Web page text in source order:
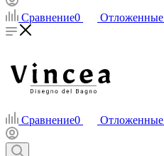
Сравнение0 Отложенные
Сравнение0 Отложенные